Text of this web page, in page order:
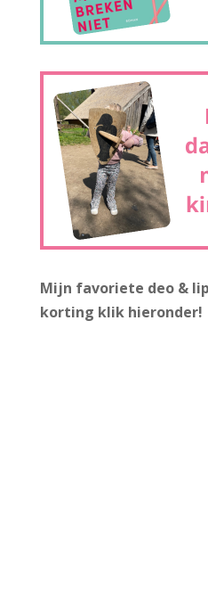
Mijn favoriete deo &
korting klik hieronder!